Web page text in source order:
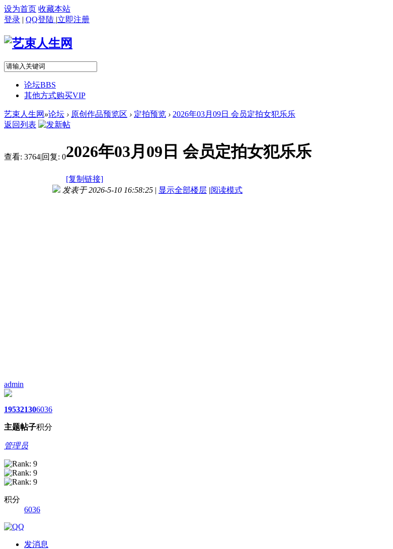
设为首页 收藏本站
登录 | QQ登陆 |立即注册
论坛BBS
其他方式购买VIP
艺束人生网 »论坛 › 原创作品预览区 › 定拍预览 › 2026年03月09日 会员定拍女犯乐乐
返回列表
查看: 3764|回复: 02026年03月09日 会员定拍女犯乐乐
[复制链接]
admin
1953
主题
2130
帖子
6036
积分
管理员
积分
6036
发消息
发表于 2026-5-10 16:58:25 | 显示全部楼层 |阅读模式